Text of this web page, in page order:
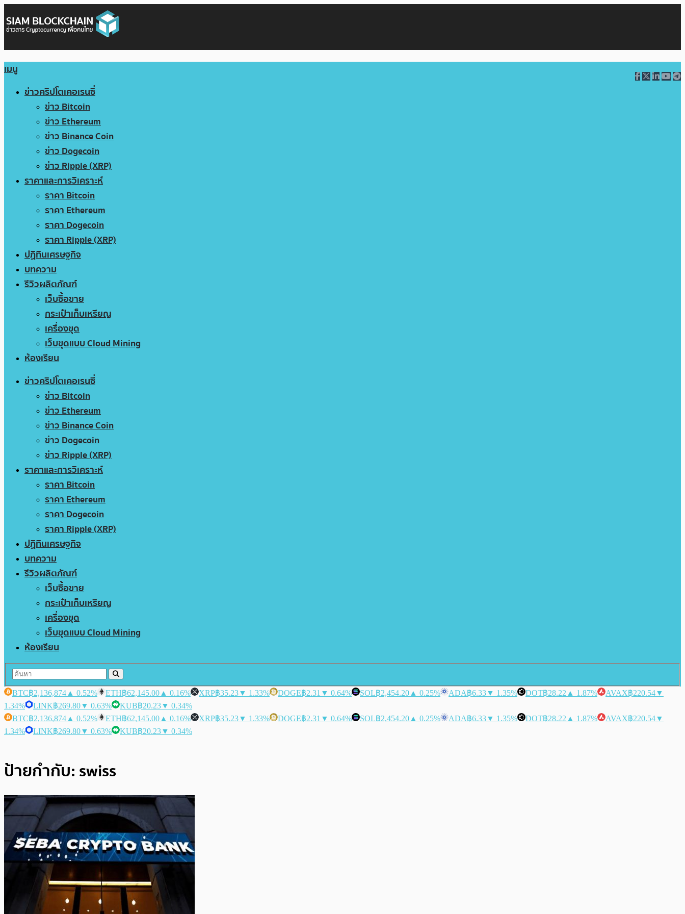
เมนู
ข่าวคริปโตเคอเรนซี่
ข่าว Bitcoin
ข่าว Ethereum
ข่าว Binance Coin
ข่าว Dogecoin
ข่าว Ripple (XRP)
ราคาและการวิเคราะห์
ราคา Bitcoin
ราคา Ethereum
ราคา Dogecoin
ราคา Ripple (XRP)
ปฏิทินเศรษฐกิจ
บทความ
รีวิวผลิตภัณฑ์
เว็บซื้อขาย
กระเป๋าเก็บเหรียญ
เครื่องขุด
เว็บขุดแบบ Cloud Mining
ห้องเรียน
ข่าวคริปโตเคอเรนซี่
ข่าว Bitcoin
ข่าว Ethereum
ข่าว Binance Coin
ข่าว Dogecoin
ข่าว Ripple (XRP)
ราคาและการวิเคราะห์
ราคา Bitcoin
ราคา Ethereum
ราคา Dogecoin
ราคา Ripple (XRP)
ปฏิทินเศรษฐกิจ
บทความ
รีวิวผลิตภัณฑ์
เว็บซื้อขาย
กระเป๋าเก็บเหรียญ
เครื่องขุด
เว็บขุดแบบ Cloud Mining
ห้องเรียน
BTC฿2,136,874 ▲ 0.52% ETH฿62,145.00 ▲ 0.16% XRP฿35.23▼ 1.33% DOGE฿2.31 ▼ 0.64% SOL฿2,454.20 ▲ 0.25% ADA฿6.33▼ 1.35% DOT฿28.22 ▲ 1.87% AVAX฿220.54▼
1.34%
LINK฿269.80▼ 0.63% KUB฿20.23▼ 0.34%
BTC฿2,136,874 ▲ 0.52% ETH฿62,145.00 ▲ 0.16% XRP฿35.23▼ 1.33% DOGE฿2.31 ▼ 0.64% SOL฿2,454.20 ▲ 0.25% ADA฿6.33▼ 1.35% DOT฿28.22 ▲ 1.87% AVAX฿220.54▼
1.34%
LINK฿269.80▼ 0.63% KUB฿20.23▼ 0.34%
ป้ายกำกับ: swiss